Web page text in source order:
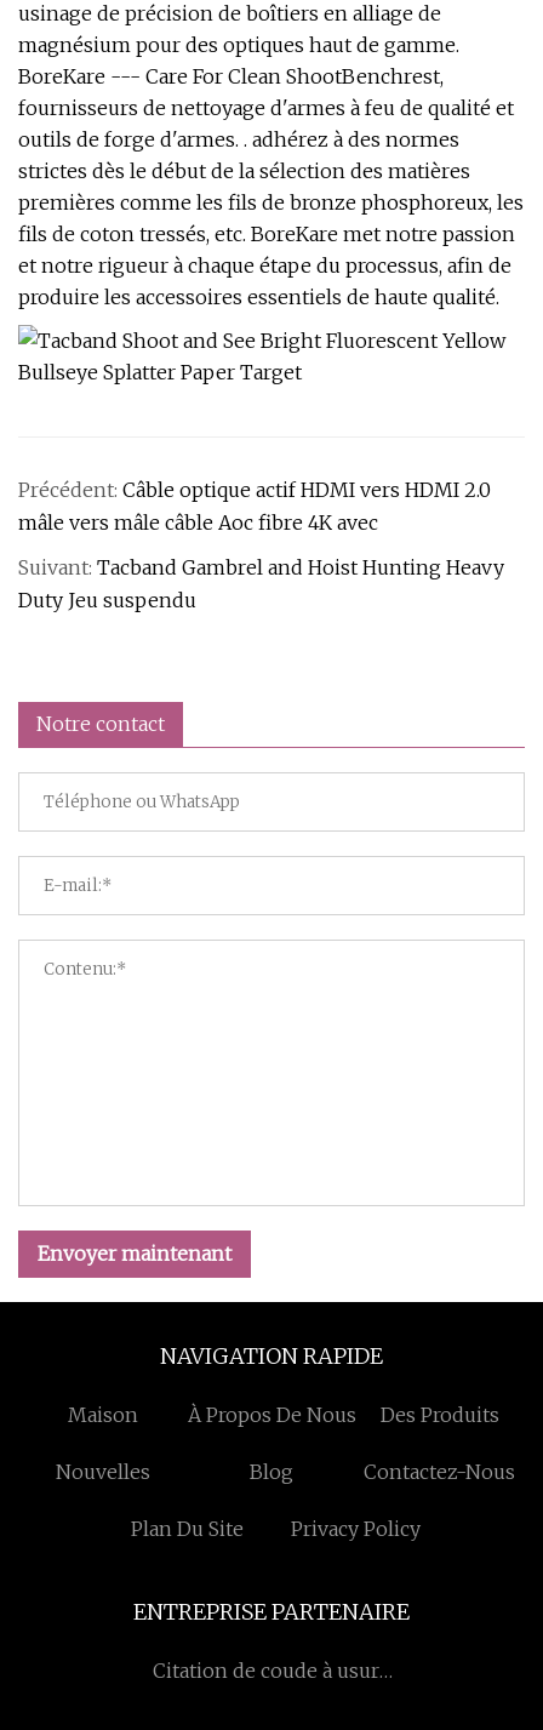
usinage de précision de boîtiers en alliage de
magnésium pour des optiques haut de gamme.
BoreKare --- Care For Clean ShootBenchrest,
fournisseurs de nettoyage d'armes à feu de qualité et
outils de forge d'armes. . adhérez à des normes
strictes dès le début de la sélection des matières
premières comme les fils de bronze phosphoreux, les
fils de coton tressés, etc. BoreKare met notre passion
et notre rigueur à chaque étape du processus, afin de
produire les accessoires essentiels de haute qualité.
Précédent: Câble optique actif HDMI vers HDMI 2.0
mâle vers mâle câble Aoc fibre 4K avec
Suivant: Tacband Gambrel and Hoist Hunting Heavy
Duty Jeu suspendu
Notre contact
Envoyer maintenant
NAVIGATION RAPIDE
Maison À Propos De Nous Des Produits
Nouvelles Blog Contactez-Nous
Plan Du Site Privacy Policy
ENTREPRISE PARTENAIRE
Citation de coude à usure